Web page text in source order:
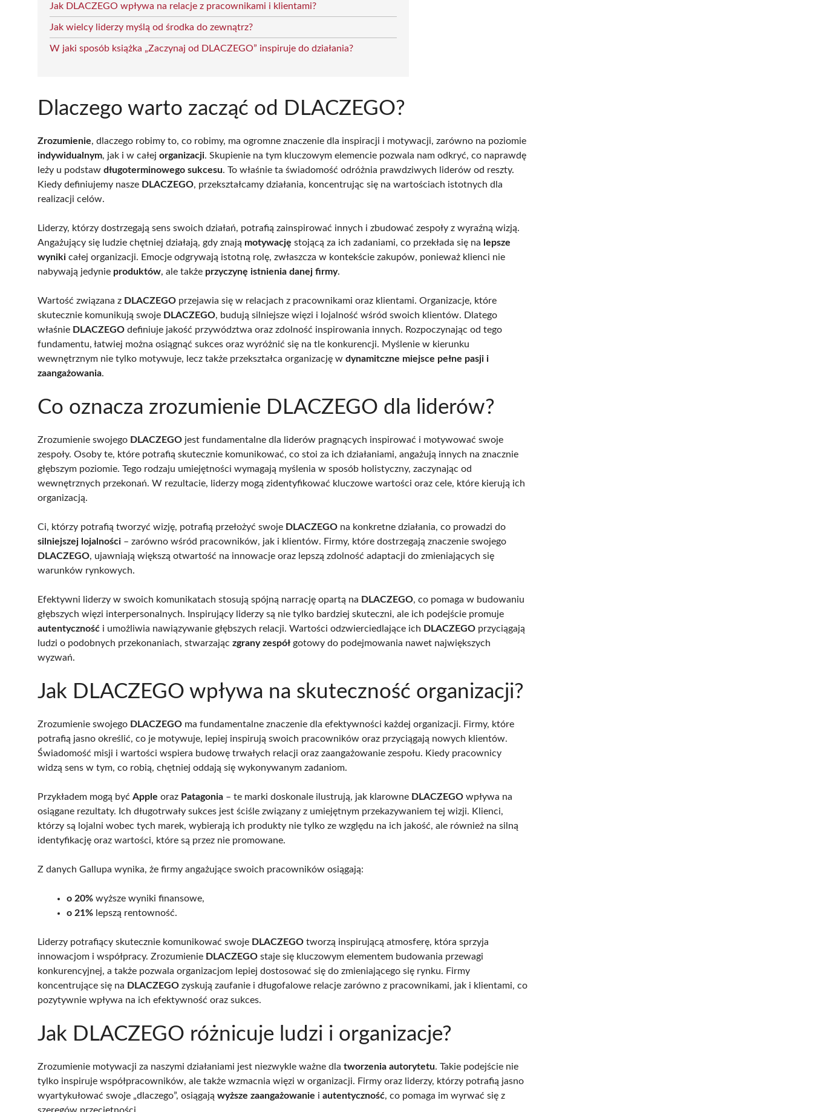
Jak DLACZEGO wpływa na relacje z pracownikami i klientami?
Jak wielcy liderzy myślą od środka do zewnątrz?
W jaki sposób książka „Zaczynaj od DLACZEGO” inspiruje do działania?
Dlaczego warto zacząć od DLACZEGO?
Zrozumienie, dlaczego robimy to, co robimy, ma ogromne znaczenie dla inspiracji i motywacji, zarówno na poziomie
indywidualnym, jak i w całej organizacji. Skupienie na tym kluczowym elemencie pozwala nam odkryć, co naprawdę
leży u podstaw długoterminowego sukcesu. To właśnie ta świadomość odróżnia prawdziwych liderów od reszty.
Kiedy definiujemy nasze DLACZEGO, przekształcamy działania, koncentrując się na wartościach istotnych dla
realizacji celów.
Liderzy, którzy dostrzegają sens swoich działań, potrafią zainspirować innych i zbudować zespoły z wyraźną wizją.
Angażujący się ludzie chętniej działają, gdy znają motywację stojącą za ich zadaniami, co przekłada się na lepsze
wyniki całej organizacji. Emocje odgrywają istotną rolę, zwłaszcza w kontekście zakupów, ponieważ klienci nie
nabywają jedynie produktów, ale także przyczynę istnienia danej firmy.
Wartość związana z DLACZEGO przejawia się w relacjach z pracownikami oraz klientami. Organizacje, które
skutecznie komunikują swoje DLACZEGO, budują silniejsze więzi i lojalność wśród swoich klientów. Dlatego
właśnie DLACZEGO definiuje jakość przywództwa oraz zdolność inspirowania innych. Rozpoczynając od tego
fundamentu, łatwiej można osiągnąć sukces oraz wyróżnić się na tle konkurencji. Myślenie w kierunku
wewnętrznym nie tylko motywuje, lecz także przekształca organizację w dynamitczne miejsce pełne pasji i
zaangażowania.
Co oznacza zrozumienie DLACZEGO dla liderów?
Zrozumienie swojego DLACZEGO jest fundamentalne dla liderów pragnących inspirować i motywować swoje
zespoły. Osoby te, które potrafią skutecznie komunikować, co stoi za ich działaniami, angażują innych na znacznie
głębszym poziomie. Tego rodzaju umiejętności wymagają myślenia w sposób holistyczny, zaczynając od
wewnętrznych przekonań. W rezultacie, liderzy mogą zidentyfikować kluczowe wartości oraz cele, które kierują ich
organizacją.
Ci, którzy potrafią tworzyć wizję, potrafią przełożyć swoje DLACZEGO na konkretne działania, co prowadzi do
silniejszej lojalności – zarówno wśród pracowników, jak i klientów. Firmy, które dostrzegają znaczenie swojego
DLACZEGO, ujawniają większą otwartość na innowacje oraz lepszą zdolność adaptacji do zmieniających się
warunków rynkowych.
Efektywni liderzy w swoich komunikatach stosują spójną narrację opartą na DLACZEGO, co pomaga w budowaniu
głębszych więzi interpersonalnych. Inspirujący liderzy są nie tylko bardziej skuteczni, ale ich podejście promuje
autentyczność i umożliwia nawiązywanie głębszych relacji. Wartości odzwierciedlające ich DLACZEGO przyciągają
ludzi o podobnych przekonaniach, stwarzając zgrany zespół gotowy do podejmowania nawet największych
wyzwań.
Jak DLACZEGO wpływa na skuteczność organizacji?
Zrozumienie swojego DLACZEGO ma fundamentalne znaczenie dla efektywności każdej organizacji. Firmy, które
potrafią jasno określić, co je motywuje, lepiej inspirują swoich pracowników oraz przyciągają nowych klientów.
Świadomość misji i wartości wspiera budowę trwałych relacji oraz zaangażowanie zespołu. Kiedy pracownicy
widzą sens w tym, co robią, chętniej oddają się wykonywanym zadaniom.
Przykładem mogą być Apple oraz Patagonia – te marki doskonale ilustrują, jak klarowne DLACZEGO wpływa na
osiągane rezultaty. Ich długotrwały sukces jest ściśle związany z umiejętnym przekazywaniem tej wizji. Klienci,
którzy są lojalni wobec tych marek, wybierają ich produkty nie tylko ze względu na ich jakość, ale również na silną
identyfikację oraz wartości, które są przez nie promowane.
Z danych Gallupa wynika, że firmy angażujące swoich pracowników osiągają:
o 20% wyższe wyniki finansowe,
o 21% lepszą rentowność.
Liderzy potrafiący skutecznie komunikować swoje DLACZEGO tworzą inspirującą atmosferę, która sprzyja
innowacjom i współpracy. Zrozumienie DLACZEGO staje się kluczowym elementem budowania przewagi
konkurencyjnej, a także pozwala organizacjom lepiej dostosować się do zmieniającego się rynku. Firmy
koncentrujące się na DLACZEGO zyskują zaufanie i długofalowe relacje zarówno z pracownikami, jak i klientami, co
pozytywnie wpływa na ich efektywność oraz sukces.
Jak DLACZEGO różnicuje ludzi i organizacje?
Zrozumienie motywacji za naszymi działaniami jest niezwykle ważne dla tworzenia autorytetu. Takie podejście nie
tylko inspiruje współpracowników, ale także wzmacnia więzi w organizacji. Firmy oraz liderzy, którzy potrafią jasno
wyartykułować swoje „dlaczego”, osiągają wyższe zaangażowanie i autentyczność, co pomaga im wyrwać się z